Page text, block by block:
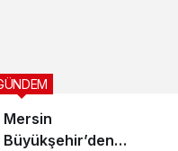
Mersin
Büyükşehir’den